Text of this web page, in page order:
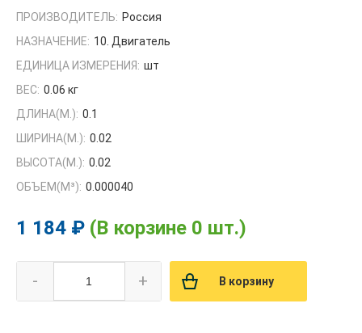
ПРОИЗВОДИТЕЛЬ: Россия
НАЗНАЧЕНИЕ: 10. Двигатель
ЕДИНИЦА ИЗМЕРЕНИЯ: шт
ВЕС: 0.06 кг
ДЛИНА(М.): 0.1
ШИРИНА(М.): 0.02
ВЫСОТА(М.): 0.02
ОБЪЕМ(M³): 0.000040
1 184 ₽ (В корзине 0 шт.)
- + В корзину